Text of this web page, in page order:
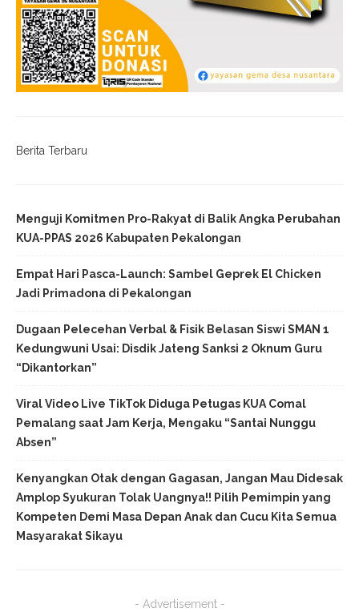
Berita Terbaru
Menguji Komitmen Pro-Rakyat di Balik Angka Perubahan
KUA-PPAS 2026 Kabupaten Pekalongan
Empat Hari Pasca-Launch: Sambel Geprek El Chicken
Jadi Primadona di Pekalongan
Dugaan Pelecehan Verbal & Fisik Belasan Siswi SMAN 1
Kedungwuni Usai: Disdik Jateng Sanksi 2 Oknum Guru
“Dikantorkan”
Viral Video Live TikTok Diduga Petugas KUA Comal
Pemalang saat Jam Kerja, Mengaku “Santai Nunggu
Absen”
Kenyangkan Otak dengan Gagasan, Jangan Mau Didesak
Amplop Syukuran Tolak Uangnya!! Pilih Pemimpin yang
Kompeten Demi Masa Depan Anak dan Cucu Kita Semua
Masyarakat Sikayu
- Advertisement -